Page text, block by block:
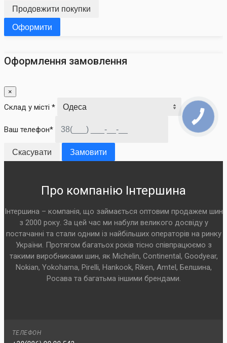
Продовжити покупки
Оформити
Оформлення замовлення
×
Склад у місті *
Ваш телефон*
Скасувати Замовити
Про компанію Інтершина
Інтершина – компанія, що займається оптовим продажем шин
з 2000 року. За цей час ми набули великого досвіду у
постачанні та стали одним із найбільших операторів на ринку
України. Протягом багатьох років тісно співпрацюємо з
такими виробниками шин, як Michelin, Continental, Goodyear,
Nokian, Yokohama, Pirelli, Hankook, Riken, Amtel, Белшина,
Росава та багатьма іншими брендами.
ТЕЛЕФОН